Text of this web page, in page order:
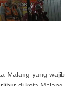
Malang yang wajib